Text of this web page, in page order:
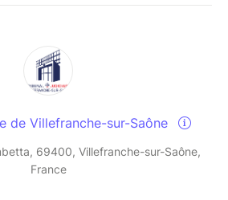
de Villefranche-sur-Saône
69400, Villefranche-sur-Saône,
France